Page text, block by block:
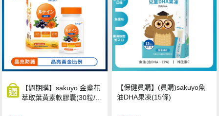
【週期購】sakuyo 金盞花
萃取葉黃素軟膠囊(30粒/
【保健員購】(員購)sakuyo魚
油DHA果凍(15條)